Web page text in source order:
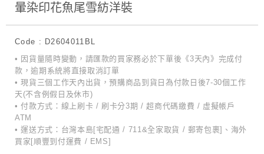
暈染印花魚尾雪紡洋裝
Code : D2604011BL
• 因貨量隨時變動，請匯款的買家務必於下單後《3天內》完成付
款，逾期系統將直接取消訂單
• 現貨三個工作天內出貨，預購商品到貨日為付款日後7-30個工作
天(不含例假日及休市)
• 付款方式：線上刷卡 / 刷卡分3期 / 超商代碼繳費 / 虛擬帳戶
ATM
• 運送方式：台灣本島[宅配通 / 711&全家取貨 / 郵寄包裹]、海外
買家[順豐到付運費 / EMS]